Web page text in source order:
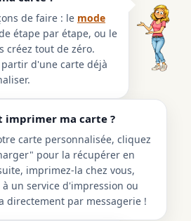
de faire : le mode
étape par étape, ou le
créez tout de zéro.
partir d'une carte déjà
imprimer ma carte ?
carte personnalisée, cliquez
pour la récupérer en
imprimez-la chez vous,
à un service d'impression ou
directement par messagerie !